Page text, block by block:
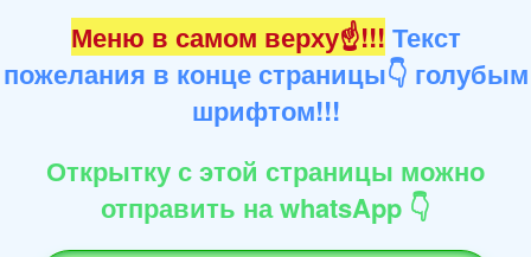
Меню в самом верху☝!!! Текст
пожелания в конце страницы👇 голубым
шрифтом!!!
Открытку с этой страницы можно
отправить на whatsApp 👇